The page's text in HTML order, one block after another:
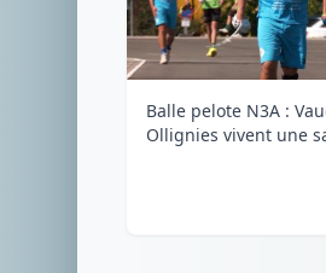
Balle pelote N3A :
Ollignies vivent une